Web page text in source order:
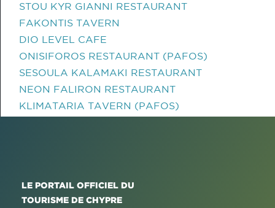
STOU KYR GIANNI RESTAURANT
FAKONTIS TAVERN
DIO LEVEL CAFE
ONISIFOROS RESTAURANT (PAFOS)
SESOULA KALAMAKI RESTAURANT
NEON FALIRON RESTAURANT
KLIMATARIA TAVERN (PAFOS)
LE PORTAIL OFFICIEL DU
TOURISME DE CHYPRE